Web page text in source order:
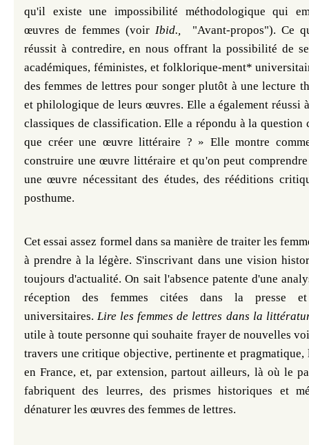
qu'il existe une impossibilité méthodologique qui
œuvres de femmes (voirIbid., "Avant-propos"). Ce
réussit à contredire, en nous offrant la possibilité de
académiques, féministes, et folklorique-ment*
des femmes de lettres pour songer plutôt à une lecture
et philologique de leurs œuvres. Elle a également réussi
classiques de classification. Elle a répondu à la
que créer une œuvre littéraire ? » Elle montre
construire une œuvre littéraire et qu'on peut
une œuvre nécessitant des études, des rééditions
posthume.
Cet essai assez formel dans sa manière de traiter les
à prendre à la légère. S'inscrivant dans une vision
toujours d'actualité. On sait l'absence patente d'une
réception des femmes citées dans la presse
universitaires.Lire les femmes de lettres dans la
utile à toute personne qui souhaite frayer de nouvelles
travers une critique objective, pertinente et pragmatique,
en France, et, par extension, partout ailleurs, là où le
fabriquent des leurres, des prismes historiques et
dénaturer les œuvres des femmes de lettres.